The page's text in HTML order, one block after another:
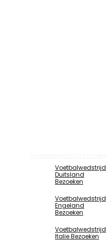
Voetbalwedstrijd
Duitsland
Bezoeken
Voetbalwedstrijd
Engeland
Bezoeken
Voetbalwedstrijd
Italie Bezoeken